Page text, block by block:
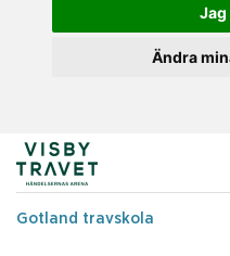
Jag
Ändra
Gotland travskola